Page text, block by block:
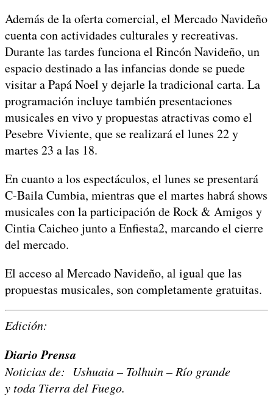
Además de la oferta comercial, el Mercado Navideño
cuenta con actividades culturales y recreativas.
Durante las tardes funciona el Rincón Navideño, un
espacio destinado a las infancias donde se puede
visitar a Papá Noel y dejarle la tradicional carta. La
programación incluye también presentaciones
musicales en vivo y propuestas atractivas como el
Pesebre Viviente, que se realizará el lunes 22 y
martes 23 a las 18.
En cuanto a los espectáculos, el lunes se presentará
C-Baila Cumbia, mientras que el martes habrá shows
musicales con la participación de Rock & Amigos y
Cintia Caicheo junto a Enfiesta2, marcando el cierre
del mercado.
El acceso al Mercado Navideño, al igual que las
propuestas musicales, son completamente gratuitas.
Edición:
Diario Prensa
Noticias de: Ushuaia – Tolhuin – Río grande
y toda Tierra del Fuego.